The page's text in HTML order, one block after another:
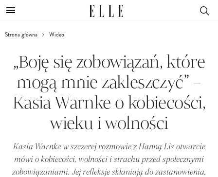
Strona główna Wideo
„Boję się zobowiązań, które
mogą mnie zakleszczyć” –
Kasia Warnke o kobiecości,
wieku i wolności
Kasia Warnke w szczerej rozmowie z Hanną Lis otwarcie
mówi o kobiecości, wolności i strachu przed społecznymi
zobowiązaniami. Jej refleksje skłaniają do zastanowienia,